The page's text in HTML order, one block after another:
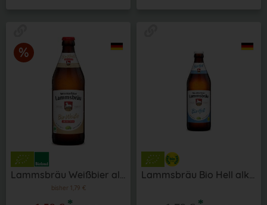
Lammsbräu Weißbier alkoholfrei 0,5 l
bisher 1,79 €
Lammsbräu Bio Hell alkoholfrei 0,5 l